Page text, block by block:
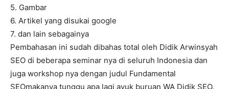
5. Gambar
6. Artikel yang disukai google
7. dan lain sebagainya
Pembahasan ini sudah dibahas total oleh Didik Arwinsyah
SEO di beberapa seminar nya di seluruh Indonesia dan
juga workshop nya dengan judul Fundamental
SEOmakanya tunggu apa lagi ayuk buruan WA Didik SEO.